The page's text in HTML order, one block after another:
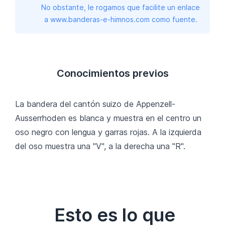
No obstante, le rogamos que facilite un enlace
a www.banderas-e-himnos.com como fuente.
Conocimientos previos
La bandera del cantón suizo de Appenzell-
Ausserrhoden es blanca y muestra en el centro un
oso negro con lengua y garras rojas. A la izquierda
del oso muestra una "V", a la derecha una "R".
Esto es lo que